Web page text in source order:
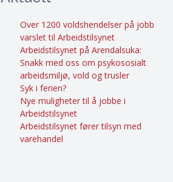
Over 1200 voldshendelser på jobb
varslet til Arbeidstilsynet
Arbeidstilsynet på Arendalsuka:
Snakk med oss om psykososialt
arbeidsmiljø, vold og trusler
Syk i ferien?
Nye muligheter til å jobbe i
Arbeidstilsynet
Arbeidstilsynet fører tilsyn med
varehandel